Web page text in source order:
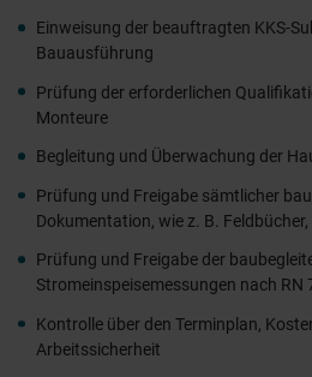
Einweisung der beauftragten KKS-
Bauausführung
Prüfung der erforderlichen
Monteure
Begleitung und Überwachung der
Prüfung und Freigabe sämtlicher
Dokumentation, wie z. B.
Prüfung und Freigabe der
Stromeinspeisemessungen nach RN
Kontrolle über den Terminplan,
Arbeitssicherheit